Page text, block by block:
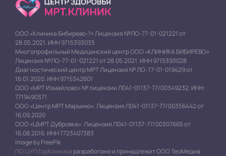
ООО «Клиника Бибирево-1» Лицензия №ЛО-77-01-021221 от
28.05.2021. ИНН 9715393035
Многопрофильный Медицинский центр ООО «КЛИНИКА БИБИРЕВО»
Лицензия №ЛО-77-01-021221 от 28.05.2021. ИНН 9715393028
Диагностический центр МРТ Лицензия № ЛО-77-01-019429 от
16.01.2020. ИНН 9715342601
ООО «МРТ Измайлово» № лицензии Л041-01137-77/00349232. ИНН:
7719490371
ООО «Центр МРТ Марьино». Лицензия Л041-01137-77/00356442 от
16.09.2020
ООО «ЦМРТ Дубровка». Лицензия Л041-01137-77/00307665 от
16.08.2016. ИНН 7723407383
Image by FreePik
ПО ЦУП ГорКлиника разработано и принадлежит ООО ТеоМедиа